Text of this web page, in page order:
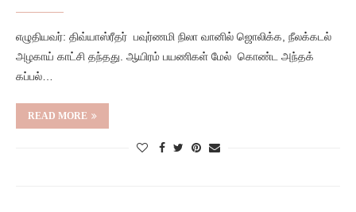
எழுதியவர்: திவ்யாஸ்ரீதர் பவுர்ணமி நிலா வானில் ஜொலிக்க, நீலக்கடல்
அழகாய் காட்சி தந்தது. ஆயிரம் பயணிகள் மேல் கொண்ட அந்தக்
கப்பல்…
READ MORE